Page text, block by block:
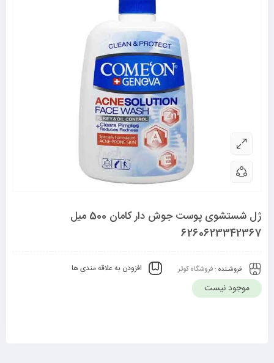
ژل شستشوی پوست جوش دار کامان 500 میل
6260623342367
فروشـنده : فروشگاه کوثر افزودن به علاقه مندی ها
موجود نیست